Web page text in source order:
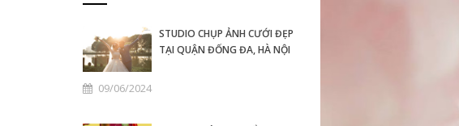
STUDIO CHỤP ẢNH CƯỚI ĐẸP
TẠI QUẬN ĐỐNG ĐA, HÀ NỘI
09/06/2024